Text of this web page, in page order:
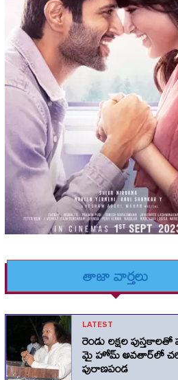
తాజా వార్తలు
LATEST
రెండు లక్షల
మై హోమ్ అవతార్‌లో
పురాణపండ